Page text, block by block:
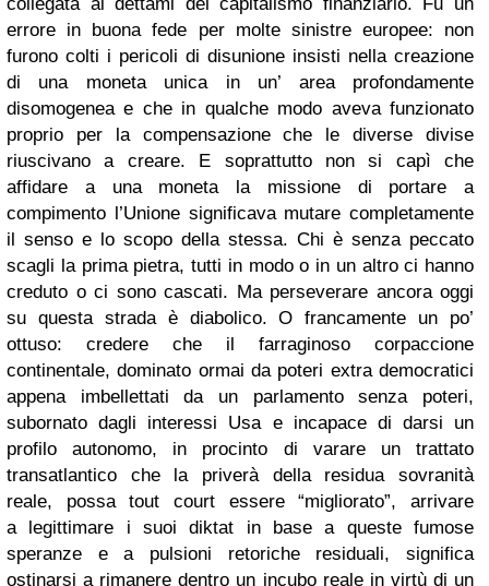
errore in buona fede per molte sinistre europee: non
furono colti i pericoli di disunione insisti nella creazione
di una moneta unica in un’ area profondamente
disomogenea e che in qualche modo aveva funzionato
proprio per la compensazione che le diverse divise
riuscivano a creare. E soprattutto non si capì che
affidare a una moneta la missione di portare a
compimento l’Unione significava mutare completamente
il senso e lo scopo della stessa. Chi è senza peccato
scagli la prima pietra, tutti in modo o in un altro ci hanno
creduto o ci sono cascati. Ma perseverare ancora oggi
su questa strada è diabolico. O francamente un po’
ottuso: credere che il farraginoso corpaccione
continentale, dominato ormai da poteri extra democratici
appena imbellettati da un parlamento senza poteri,
subornato dagli interessi Usa e incapace di darsi un
profilo autonomo, in procinto di varare un trattato
transatlantico che la priverà della residua sovranità
reale, possa tout court essere “migliorato”, arrivare
a legittimare i suoi diktat in base a queste fumose
speranze e a pulsioni retoriche residuali, significa
ostinarsi a rimanere dentro un incubo reale in virtù di un